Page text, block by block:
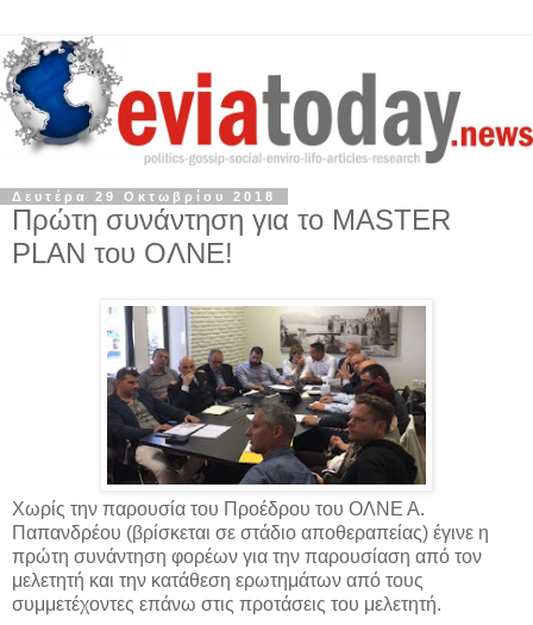
Δευτέρα 29 Οκτωβρίου 2018
Πρώτη συνάντηση για το MASTER
PLAN του ΟΛΝΕ!
Χωρίς την παρουσία του Προέδρου του ΟΛΝΕ Α.
Παπανδρέου (βρίσκεται σε στάδιο αποθεραπείας) έγινε η
πρώτη συνάντηση φορέων για την παρουσίαση από τον
μελετητή και την κατάθεση ερωτημάτων από τους
συμμετέχοντες επάνω στις προτάσεις του μελετητή.